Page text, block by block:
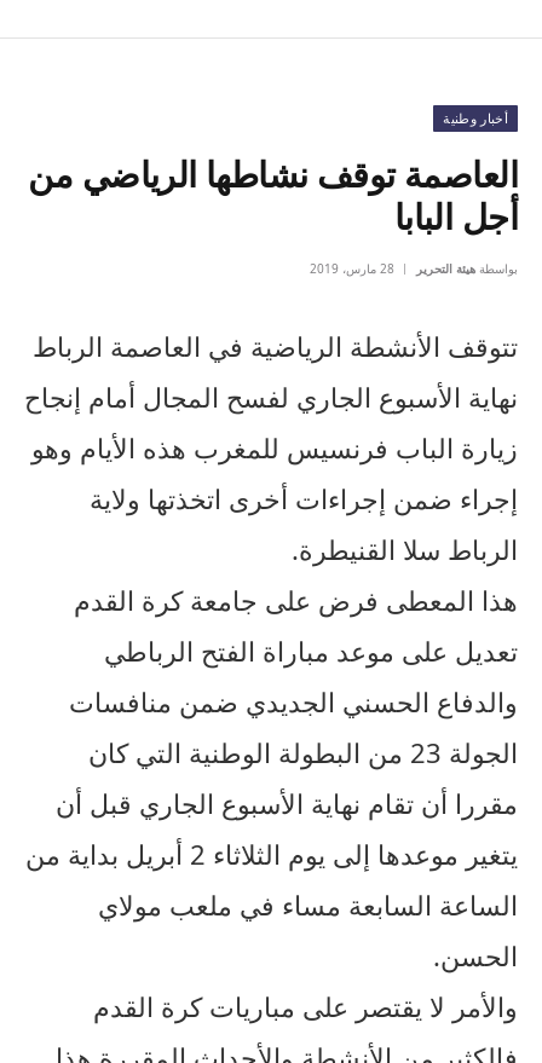
أخبار وطنية
العاصمة توقف نشاطها الرياضي من
أجل البابا
بواسطة هيئة التحرير 28 مارس، 2019
تتوقف الأنشطة الرياضية في العاصمة الرباط
نهاية الأسبوع الجاري لفسح المجال أمام إنجاح
زيارة الباب فرنسيس للمغرب هذه الأيام وهو
إجراء ضمن إجراءات أخرى اتخذتها ولاية
الرباط سلا القنيطرة.
هذا المعطى فرض على جامعة كرة القدم
تعديل على موعد مباراة الفتح الرباطي
والدفاع الحسني الجديدي ضمن منافسات
الجولة 23 من البطولة الوطنية التي كان
مقررا أن تقام نهاية الأسبوع الجاري قبل أن
يتغير موعدها إلى يوم الثلاثاء 2 أبريل بداية من
الساعة السابعة مساء في ملعب مولاي
الحسن.
والأمر لا يقتصر على مباريات كرة القدم